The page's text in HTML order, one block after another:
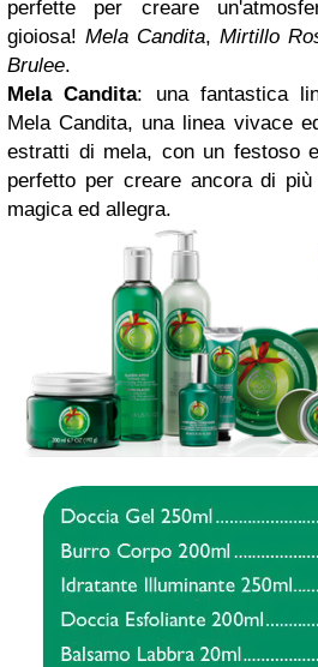
perfette per creare
gioiosa! Mela Candita, Mirtillo
Brulee.
Mela Candita: una fantastica
Mela Candita, una linea vivace
estratti di mela, con un festoso
perfetto per creare ancora di
magica ed allegra.